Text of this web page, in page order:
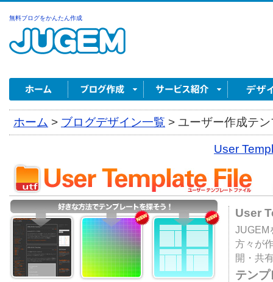
無料ブログをかんたん作成
ホーム > ブログデザイン一覧 > ユーザー作成テ
User
User
JUGEM
方々が
開・共
テン